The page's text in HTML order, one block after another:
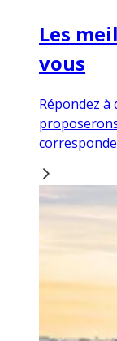
Les
vous
Répondez